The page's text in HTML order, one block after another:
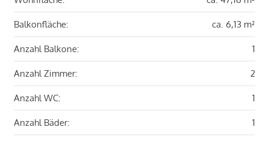
Balkonfläche: ca. 6,13 m²
Anzahl Balkone: 1
Anzahl Zimmer: 2
Anzahl WC: 1
Anzahl Bäder: 1